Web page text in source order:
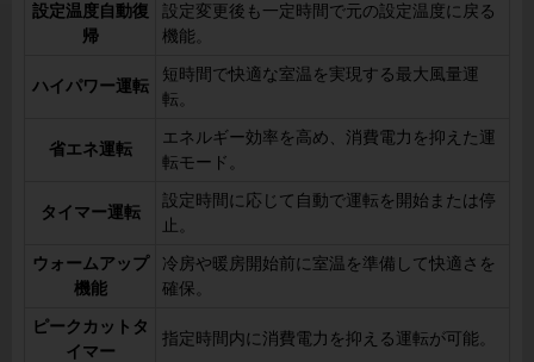
設定温度自動復
帰
設定変更後も一定時間で元の設定温度に戻る
機能。
ハイパワー運転
短時間で快適な室温を実現する最大風量運
転。
省エネ運転
エネルギー効率を高め、消費電力を抑えた運
転モード。
タイマー運転
設定時間に応じて自動で運転を開始または停
止。
ウォームアップ
機能
冷房や暖房開始前に室温を準備して快適さを
確保。
ピークカットタ
イマー
指定時間内に消費電力を抑える運転が可能。